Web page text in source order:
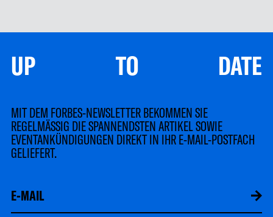
UP TO DATE
MIT DEM FORBES-NEWSLETTER BEKOMMEN SIE
REGELMÄSSIG DIE SPANNENDSTEN ARTIKEL SOWIE
EVENTANKÜNDIGUNGEN DIREKT IN IHR E-MAIL-POSTFACH
GELIEFERT.